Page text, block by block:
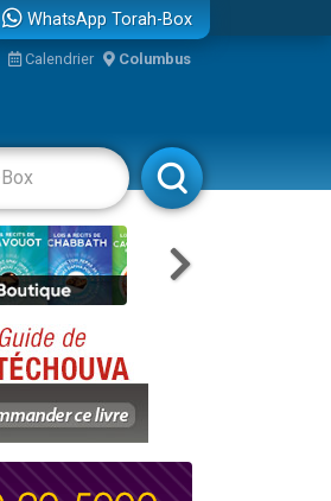
WhatsApp Torah-Box
Calendrier Columbus
Rabbanim